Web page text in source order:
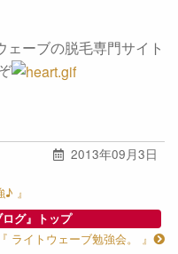
ーブの脱毛専門サイト
2013年09月3日
』
ログ』トップ
『 ライトウェーブ勉強会。 』